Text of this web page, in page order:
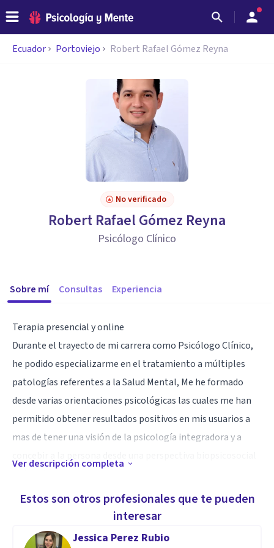
Ecuador Portoviejo Robert Rafael Gómez Reyna
No verificado
Robert Rafael Gómez Reyna
Psicólogo Clínico
Sobre mí Consultas Experiencia
Terapia presencial y online
Durante el trayecto de mi carrera como Psicólogo Clínico,
he podido especializarme en el tratamiento a múltiples
patologías referentes a la Salud Mental, Me he formado
desde varias orientaciones psicológicas las cuales me han
permitido obtener resultados positivos en mis usuarios a
mas de tener una visión de la psicología integradora y a
Brindo ayuda psicológica especializada a niños,
adolescentes, adultos y familias con el objetivo de mejorar
Ver descripción completa
Estos son otros profesionales que te pueden
interesar
Jessica Perez Rubio